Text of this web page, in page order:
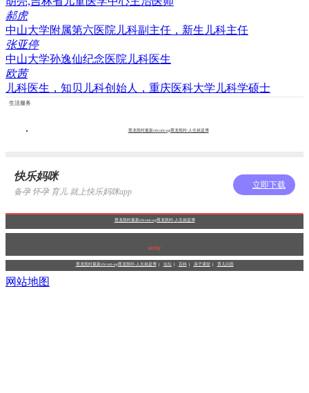
郝虎
中山大学附属第六医院儿科副主任，新生儿科主任
张亚停
中山大学孙逸仙纪念医院儿科医生
欧茜
儿科医生，知贝儿科创始人，重庆医科大学儿科学硕士
生活服务
尊龙凯时最新z6com-ag尊龙凯时-人生就是博
快乐妈咪
备孕 怀孕 育儿 就上快乐妈咪app
立即下载
尊龙凯时最新z6com-ag尊龙凯时-人生就是博
触屏版
尊龙凯时最新z6com-ag尊龙凯时-人生就是博 论坛 百科 亲子课堂 育儿问答
网站地图